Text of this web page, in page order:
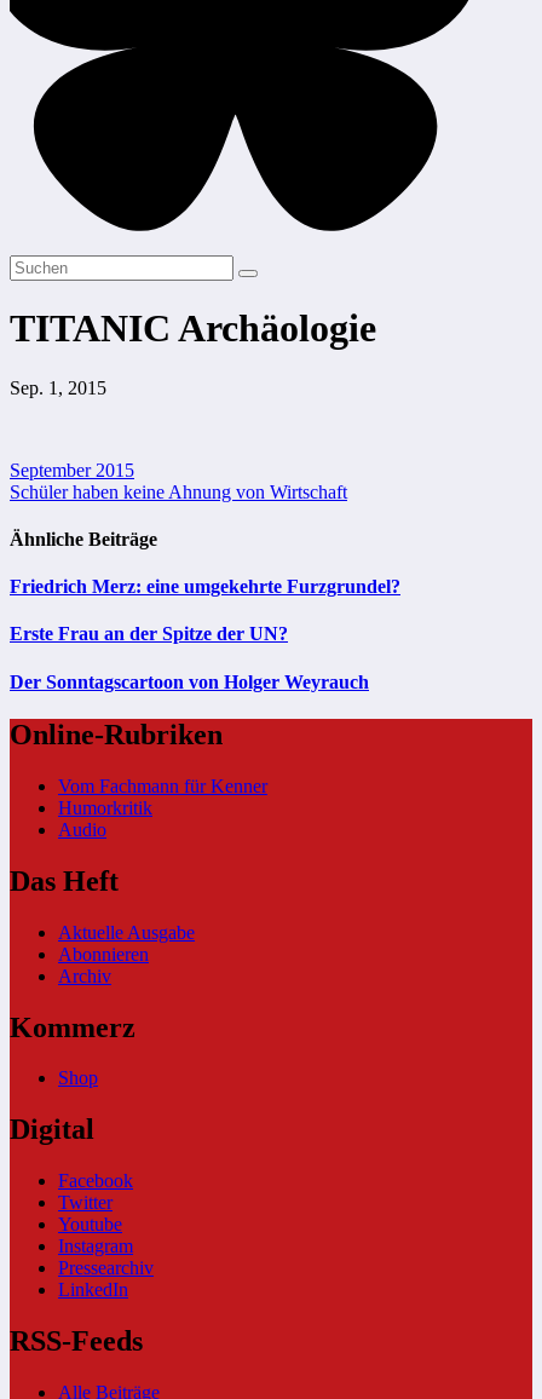
TITANIC Archäologie
Sep. 1, 2015
Beitragsnavigation
September 2015
Schüler haben keine Ahnung von Wirtschaft
Ähnliche Beiträge
Friedrich Merz: eine umgekehrte Furzgrundel?
Erste Frau an der Spitze der UN?
Der Sonntagscartoon von Holger Weyrauch
Online-Rubriken
Vom Fachmann für Kenner
Humorkritik
Audio
Das Heft
Aktuelle Ausgabe
Abonnieren
Archiv
Kommerz
Shop
Digital
Facebook
Twitter
Youtube
Instagram
Pressearchiv
LinkedIn
RSS-Feeds
Alle Beiträge